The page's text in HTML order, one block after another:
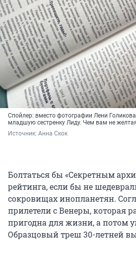
Спойлер: вместо фотографии Лени
младшую сестренку Лиду. Чем вам не
Источник: Анна Скок
Болтаться бы «Секретным
рейтинга, если бы не
сокровищах инопланетян.
прилетели с Венеры, которая
пригодна для жизни, а потом
Образцовый треш 30-летней